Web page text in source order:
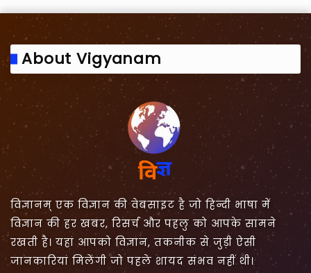
About Vigyanam
विज्ञानम् एक विज्ञान की वेबसाइट है जो हिन्दी भाषा में
विज्ञान की हर खबर, रिसर्च और पहलु को आपके सामने
रखती है। यहां आपको विज्ञान, तकनीक से जुड़ी ऐसी
जानकारियां मिलेंगी जो पहले शायद संभव नहीं थी।